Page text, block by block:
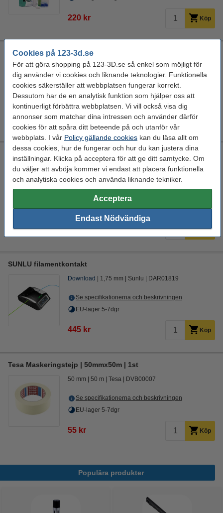
Cookies på 123-3d.se
För att göra shopping på 123-3D.se så enkel som möjligt för
dig använder vi cookies och liknande teknologier. Funktionella
cookies säkerställer att webbplatsen fungerar korrekt.
Dessutom har de en analytisk funktion som hjälper oss att
kontinuerligt förbättra webbplatsen. Vi vill också visa dig
annonser som matchar dina intressen och använder därför
cookies för att spåra ditt beteende på och utanför vår
webbplats. I vår Policy gällande cookies kan du läsa allt om
dessa cookies, hur de fungerar och hur du kan justera dina
inställningar. Klicka på acceptera för att ge ditt samtycke. Om
du väljer att avböja kommer vi endast att placera funktionella
och analytiska cookies och använda liknande tekniker.
Acceptera
Endast Nödvändiga
220 kr Köp
Modifi3d Pro reparations-/modifieringsverktyg
30 W 150 cm + 450 °C 24 V
Se specifikationerna och beskrivningen
EU-lager 5-7dgr
850 kr
Modifi3d Reparations-/modifieringsverktyg
8 W + 450 °C 5 V Modifi3D
Beställ nu så skickar vi idag!
345 kr Köp
SUNLU filamentkontakt
Download 1,75 mm Sunlu DAR01819
Se specifikationerna och beskrivningen
EU-lager 5-7dgr
445 kr Köp
Tesa Maskeringstejp | 50mmx50m | 1st
50 mm 50 m Tesa DVB00007
Se specifikationerna och beskrivningen
EU-lager 5-7dgr
55 kr Köp
Populära produkter